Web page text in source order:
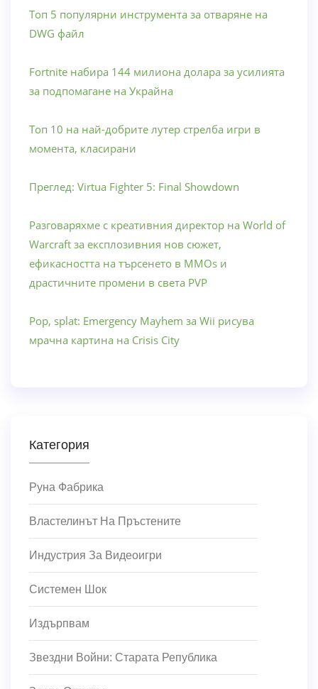
Топ 5 популярни инструмента за отваряне на
DWG файл
Fortnite набира 144 милиона долара за усилията
за подпомагане на Украйна
Топ 10 на най-добрите лутер стрелба игри в
момента, класирани
Преглед: Virtua Fighter 5: Final Showdown
Разговаряхме с креативния директор на World of
Warcraft за експлозивния нов сюжет,
ефикасността на търсенето в MMOs и
драстичните промени в света PVP
Pop, splat: Emergency Mayhem за Wii рисува
мрачна картина на Crisis City
Категория
Руна Фабрика
Властелинът На Пръстените
Индустрия За Видеоигри
Системен Шок
Издърпвам
Звездни Войни: Старата Република